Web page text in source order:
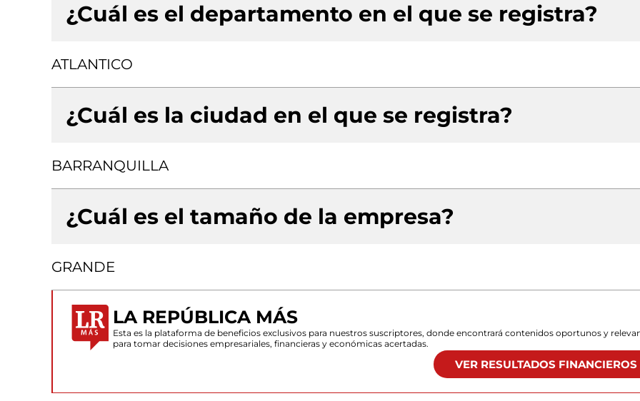
¿Cuál es el departamento en el que se registra?
ATLANTICO
¿Cuál es la ciudad en el que se registra?
BARRANQUILLA
¿Cuál es el tamaño de la empresa?
GRANDE
LA REPÚBLICA MÁS
Esta es la plataforma de beneficios exclusivos para nuestros suscriptores, donde encontrará contenidos oportunos y
para tomar decisiones empresariales, financieras y económicas acertadas.
VER RESULTADOS FINANCIEROS